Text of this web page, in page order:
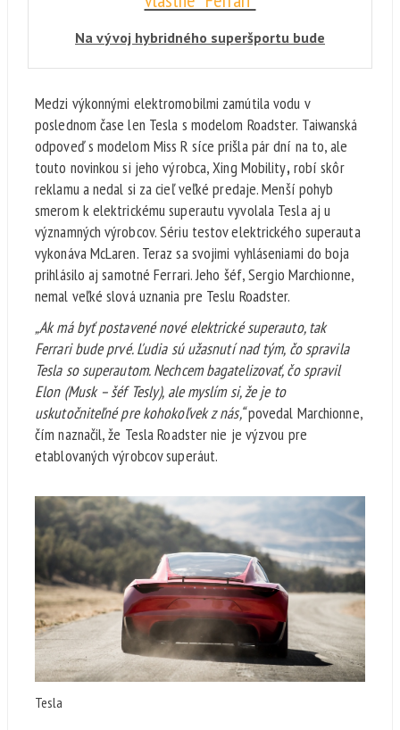
Na vývoj hybridného superšportu bude
Medzi výkonnými elektromobilmi zamútila vodu v
poslednom čase len Tesla s modelom Roadster. Taiwanská
odpoveď s modelom Miss R síce prišla pár dní na to, ale
touto novinkou si jeho výrobca,Xing Mobility, robí skôr
reklamu a nedal si za cieľ veľké predaje. Menší pohyb
smerom k elektrickému superautu vyvolala Tesla aj u
významných výrobcov. Sériu testov elektrického superauta
vykonáva McLaren. Teraz sa svojimi vyhláseniami do boja
prihlásilo aj samotné Ferrari. Jeho šéf, Sergio Marchionne,
nemal veľké slová uznania pre Teslu Roadster.
„Ak má byť postavené nové elektrické superauto, tak
Ferrari bude prvé. Ľudia sú užasnutí nad tým, čo spravila
Tesla so superautom. Nechcem bagatelizovať, čo spravil
Elon (Musk – šéf Tesly), ale myslím si, že je to
uskutočniteľné pre kohokoľvek z nás,“povedal Marchionne,
čím naznačil, že Tesla Roadster nie je výzvou pre
etablovaných výrobcov superáut.
Tesla